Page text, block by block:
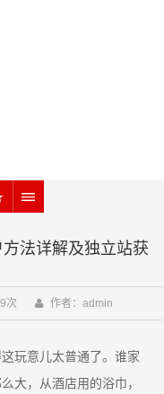
法详解及独立站获
次 作者：admin
玩意儿太普通了。谁家
大，从酒店用的浴巾，